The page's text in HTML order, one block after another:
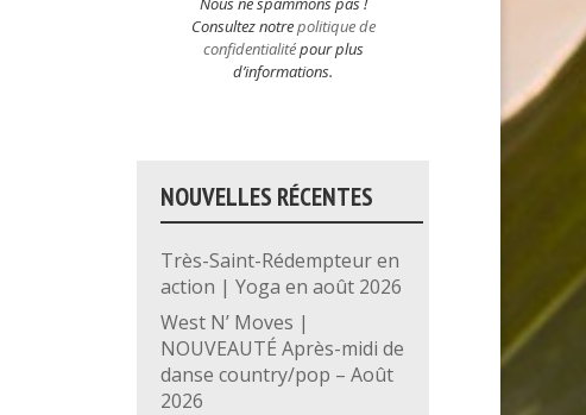
Consultez notrepolitique de
confidentialitépour plus
d’informations.
NOUVELLES RÉCENTES
Très-Saint-Rédempteur en
action | Yoga en août 2026
West N’ Moves |
NOUVEAUTÉ Après-midi de
danse country/pop – Août
2026